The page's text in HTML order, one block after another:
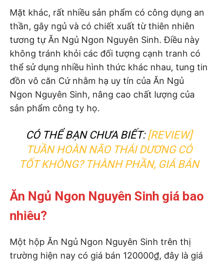
Mặt khác, rất nhiều sản phẩm có công dụng an
thần, gây ngủ và có chiết xuất từ thiên nhiên
tương tự Ăn Ngủ Ngon Nguyên Sinh. Điều này
không tránh khỏi các đối tượng cạnh tranh có
thể sử dụng nhiều hình thức khác nhau, tung tin
đồn vô căn Cứ nhằm hạ uy tín của Ăn Ngủ
Ngon Nguyên Sinh, nâng cao chất lượng của
sản phẩm công ty họ.
CÓ THỂ BẠN CHƯA BIẾT:[REVIEW]
TUẦN HOÀN NÃO THÁI DƯƠNG CÓ
TỐT KHÔNG? THÀNH PHẦN, GIÁ BÁN
Ăn Ngủ Ngon Nguyên Sinh giá bao
nhiêu?
Một hộp Ăn Ngủ Ngon Nguyên Sinh trên thị
trường hiện nay có giá bán 120000₫, đây là giá